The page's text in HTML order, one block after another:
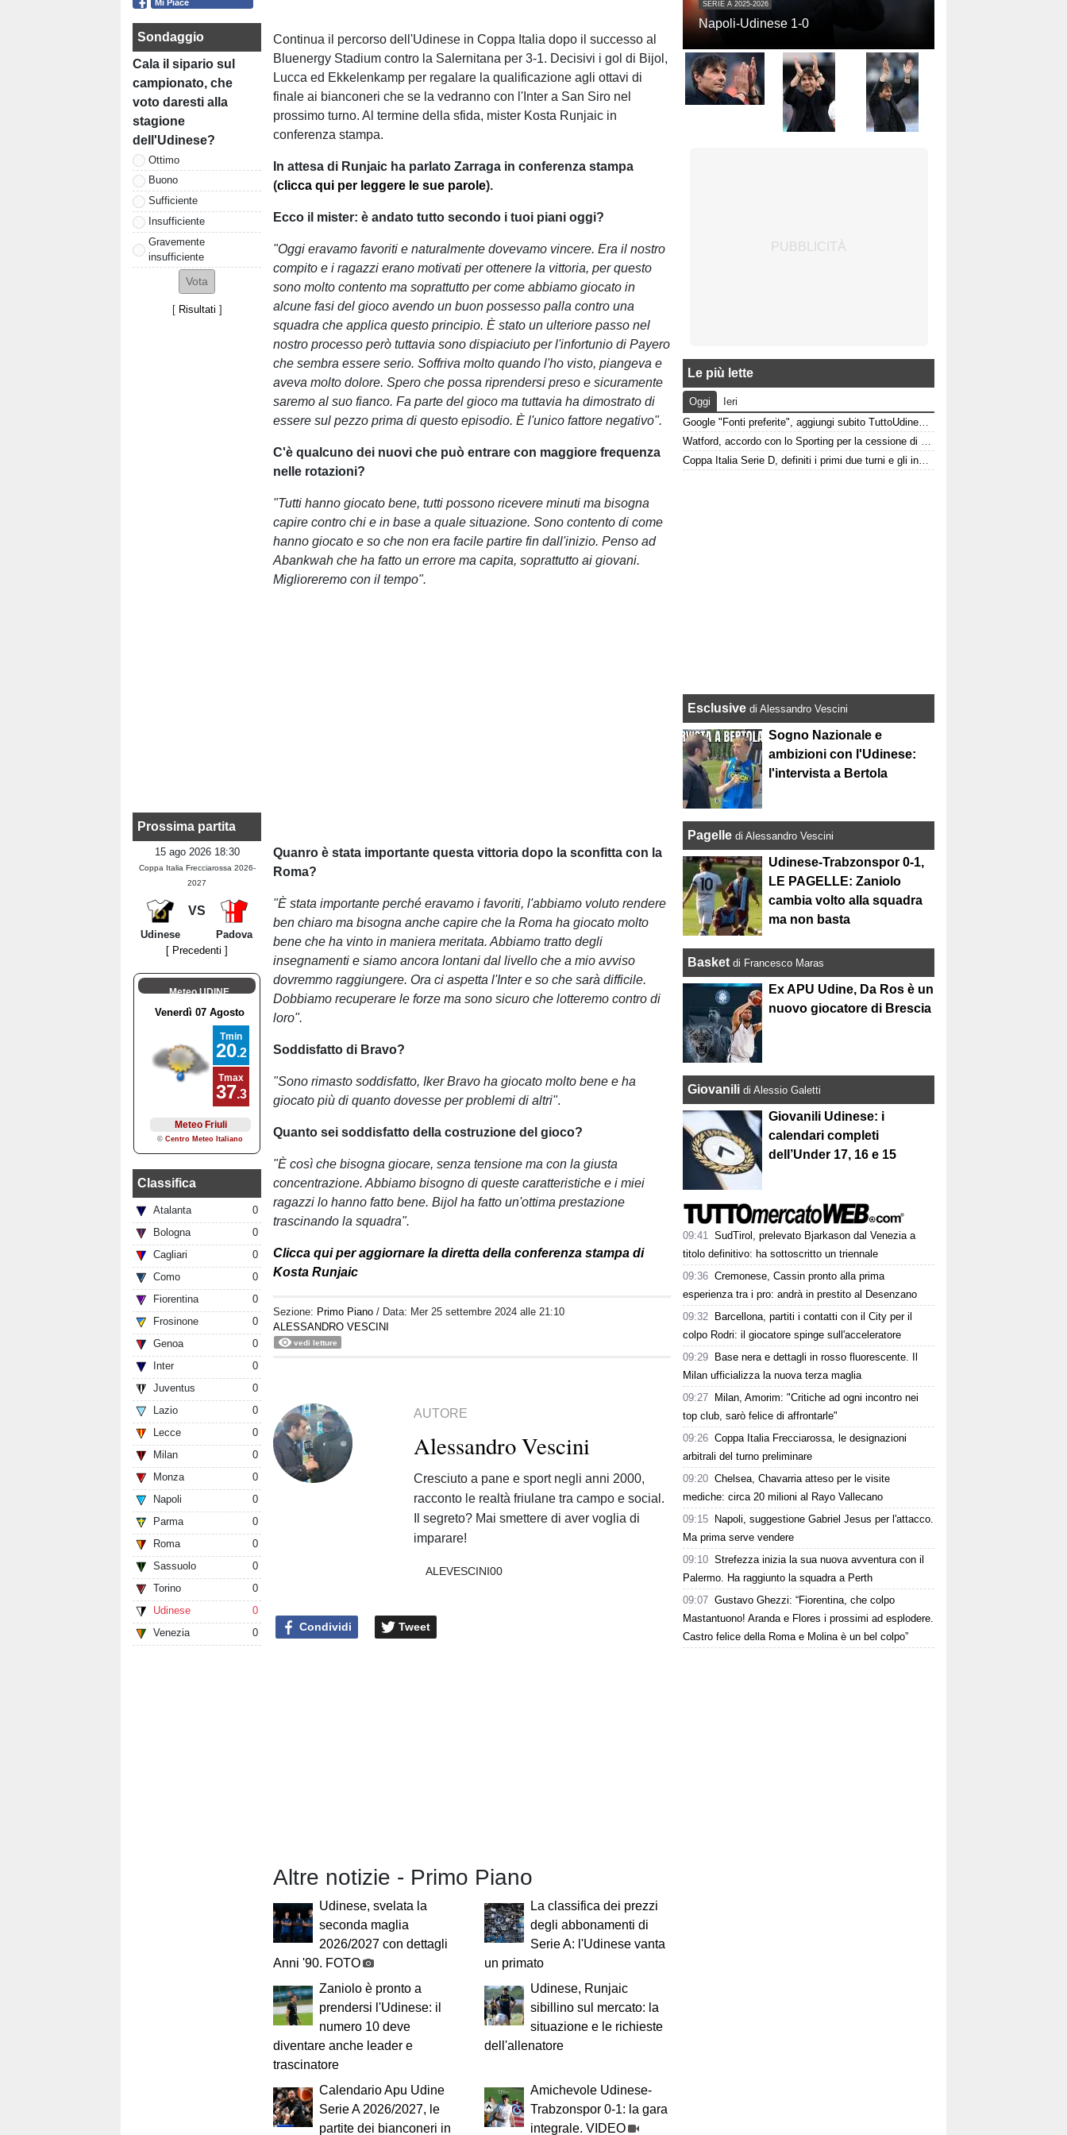
Mi Piace
Sondaggio
Cala il sipario sul
campionato, che
voto daresti alla
stagione
dell'Udinese?
Ottimo
Buono
Sufficiente
Insufficiente
Gravemente
insufficiente
[ Risultati ]
Prossima partita
15 ago 2026 18:30
Coppa Italia Frecciarossa 2026-
2027
VS
Udinese
Padova
[ Precedenti ]
Meteo UDINE
Classifica
Atalanta
0
Bologna
0
Cagliari
0
Como
0
Fiorentina
0
Frosinone
0
Genoa
0
Inter
0
Juventus
0
Lazio
0
Lecce
0
Milan
0
Monza
0
Napoli
0
Parma
0
Roma
0
Sassuolo
0
Torino
0
Udinese
0
Venezia
0
Continua il percorso dell'Udinese in Coppa Italia dopo il successo al
Bluenergy Stadium contro la Salernitana per 3-1. Decisivi i gol di Bijol,
Lucca ed Ekkelenkamp per regalare la qualificazione agli ottavi di
finale ai bianconeri che se la vedranno con l'Inter a San Siro nel
prossimo turno. Al termine della sfida, mister Kosta Runjaic in
conferenza stampa.
In attesa di Runjaic ha parlato Zarraga in conferenza stampa
(clicca qui per leggere le sue parole).
Ecco il mister: è andato tutto secondo i tuoi piani oggi?
"Oggi eravamo favoriti e naturalmente dovevamo vincere. Era il nostro
compito e i ragazzi erano motivati per ottenere la vittoria, per questo
sono molto contento ma soprattutto per come abbiamo giocato in
alcune fasi del gioco avendo un buon possesso palla contro una
squadra che applica questo principio. È stato un ulteriore passo nel
nostro processo però tuttavia sono dispiaciuto per l'infortunio di Payero
che sembra essere serio. Soffriva molto quando l'ho visto, piangeva e
aveva molto dolore. Spero che possa riprendersi preso e sicuramente
saremo al suo fianco. Fa parte del gioco ma tuttavia ha dimostrato di
essere sul pezzo prima di questo episodio. È l'unico fattore negativo".
C'è qualcuno dei nuovi che può entrare con maggiore frequenza
nelle rotazioni?
"Tutti hanno giocato bene, tutti possono ricevere minuti ma bisogna
capire contro chi e in base a quale situazione. Sono contento di come
hanno giocato e so che non era facile partire fin dall'inizio. Penso ad
Abankwah che ha fatto un errore ma capita, soprattutto ai giovani.
Miglioreremo con il tempo".
Quanro è stata importante questa vittoria dopo la sconfitta con la
Roma?
"È stata importante perché eravamo i favoriti, l'abbiamo voluto rendere
ben chiaro ma bisogna anche capire che la Roma ha giocato molto
bene che ha vinto in maniera meritata. Abbiamo tratto degli
insegnamenti e siamo ancora lontani dal livello che a mio avviso
dovremmo raggiungere. Ora ci aspetta l'Inter e so che sarà difficile.
Dobbiamo recuperare le forze ma sono sicuro che lotteremo contro di
loro".
Soddisfatto di Bravo?
"Sono rimasto soddisfatto, Iker Bravo ha giocato molto bene e ha
giocato più di quanto dovesse per problemi di altri".
Quanto sei soddisfatto della costruzione del gioco?
"È così che bisogna giocare, senza tensione ma con la giusta
concentrazione. Abbiamo bisogno di queste caratteristiche e i miei
ragazzi lo hanno fatto bene. Bijol ha fatto un'ottima prestazione
trascinando la squadra".
Clicca qui per aggiornare la diretta della conferenza stampa di
Kosta Runjaic
Sezione: Primo Piano / Data: Mer 25 settembre 2024 alle 21:10
ALESSANDRO VESCINI
vedi letture
AUTORE
Alessandro Vescini
Cresciuto a pane e sport negli anni 2000,
racconto le realtà friulane tra campo e social.
Il segreto? Mai smettere di aver voglia di
imparare!
ALEVESCINI00
Condividi Tweet
Altre notizie - Primo Piano
Udinese, svelata la
seconda maglia
2026/2027 con dettagli
Anni '90. FOTO
La classifica dei prezzi
degli abbonamenti di
Serie A: l'Udinese vanta
un primato
Zaniolo è pronto a
prendersi l'Udinese: il
numero 10 deve
diventare anche leader e
trascinatore
Udinese, Runjaic
sibillino sul mercato: la
situazione e le richieste
dell'allenatore
Calendario Apu Udine
Serie A 2026/2027, le
partite dei bianconeri in
Amichevole Udinese-
Trabzonspor 0-1: la gara
integrale. VIDEO
SERIE A 2025-2026
Napoli-Udinese 1-0
Le più lette
Oggi
Ieri
Google "Fonti preferite", aggiungi subito TuttoUdinese e personalizza le tue notizie
Watford, accordo con lo Sporting per la cessione di Irankunda. Le cifre
Coppa Italia Serie D, definiti i primi due turni e gli incroci per le friulane
Esclusive di Alessandro Vescini
Sogno Nazionale e
ambizioni con l'Udinese:
l'intervista a Bertola
Pagelle di Alessandro Vescini
Udinese-Trabzonspor 0-1,
LE PAGELLE: Zaniolo
cambia volto alla squadra
ma non basta
Basket di Francesco Maras
Ex APU Udine, Da Ros è un
nuovo giocatore di Brescia
Giovanili di Alessio Galetti
Giovanili Udinese: i
calendari completi
dell’Under 17, 16 e 15
09:41 SudTirol, prelevato Bjarkason dal Venezia a
titolo definitivo: ha sottoscritto un triennale
09:36 Cremonese, Cassin pronto alla prima
esperienza tra i pro: andrà in prestito al Desenzano
09:32
Barcellona, partiti i contatti con il City per il
colpo Rodri: il giocatore spinge sull'acceleratore
09:29
Base nera e dettagli in rosso fluorescente. Il
Milan ufficializza la nuova terza maglia
09:27
Milan, Amorim: "Critiche ad ogni incontro nei
top club, sarò felice di affrontarle"
09:26 Coppa Italia Frecciarossa, le designazioni
arbitrali del turno preliminare
09:20 Chelsea, Chavarria atteso per le visite
mediche: circa 20 milioni al Rayo Vallecano
09:15
Napoli, suggestione Gabriel Jesus per l'attacco.
Ma prima serve vendere
09:10 Strefezza inizia la sua nuova avventura con il
Palermo. Ha raggiunto la squadra a Perth
09:07 Gustavo Ghezzi: “Fiorentina, che colpo
Mastantuono! Aranda e Flores i prossimi ad esplodere.
Castro felice della Roma e Molina è un bel colpo”